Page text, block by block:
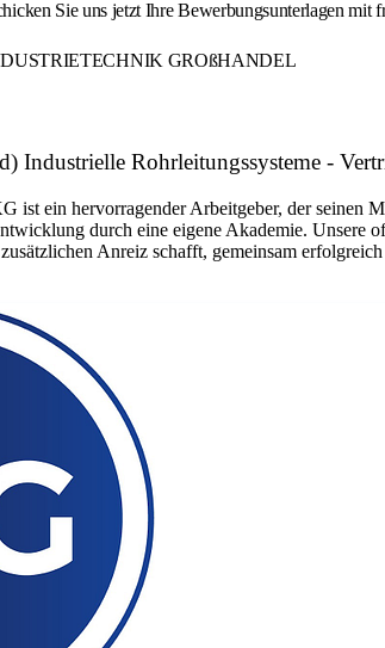
Sie uns jetzt Ihre Bewerbungsunterlagen
GROßHANDEL
Industrielle Rohrleitungssysteme -
ein hervorragender Arbeitgeber, der seinen
durch eine eigene Akademie. Unsere
Anreiz schafft, gemeinsam